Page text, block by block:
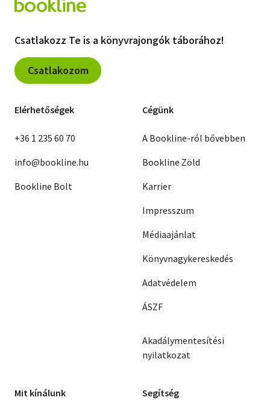
Csatlakozz Te is a könyvrajongók táborához!
Csatlakozom
Elérhetőségek
+36 1 235 60 70
info@bookline.hu
Bookline Bolt
Cégünk
A Bookline-ról bővebben
Bookline Zöld
Karrier
Impresszum
Médiaajánlat
Könyvnagykereskedés
Adatvédelem
ÁSZF
Akadálymentesítési
nyilatkozat
Mit kínálunk Segítség